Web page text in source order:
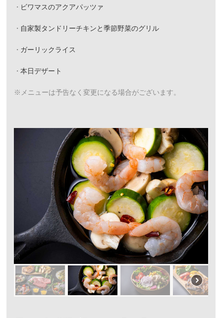
ビワマスのアクアパッツァ
自家製タンドリーチキンと季節野菜のグリル
ガーリックライス
本日デザート
※メニューは予告なく変更になる場合がございます。